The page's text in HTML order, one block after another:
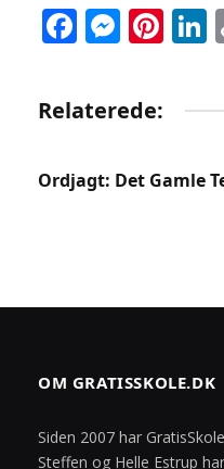
Relaterede:
Ordjagt: Det Gamle
OM GRATISSKOLE.DK
Siden 2007 har
Steffen og Helle Estrup